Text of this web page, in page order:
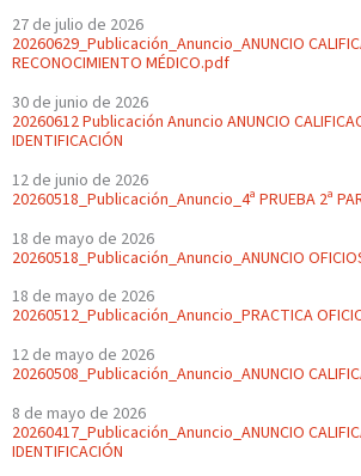
27 de julio de 2026
20260629_Publicación_Anuncio_ANUNCIO
RECONOCIMIENTO MÉDICO.pdf
30 de junio de 2026
20260612 Publicación Anuncio ANUNCIO
IDENTIFICACIÓN
12 de junio de 2026
20260518_Publicación_Anuncio_4ª PRUEBA 2ª
18 de mayo de 2026
20260518_Publicación_Anuncio_ANUNCIO
18 de mayo de 2026
20260512_Publicación_Anuncio_PRACTICA
12 de mayo de 2026
20260508_Publicación_Anuncio_ANUNCIO
8 de mayo de 2026
20260417_Publicación_Anuncio_ANUNCIO
IDENTIFICACIÓN